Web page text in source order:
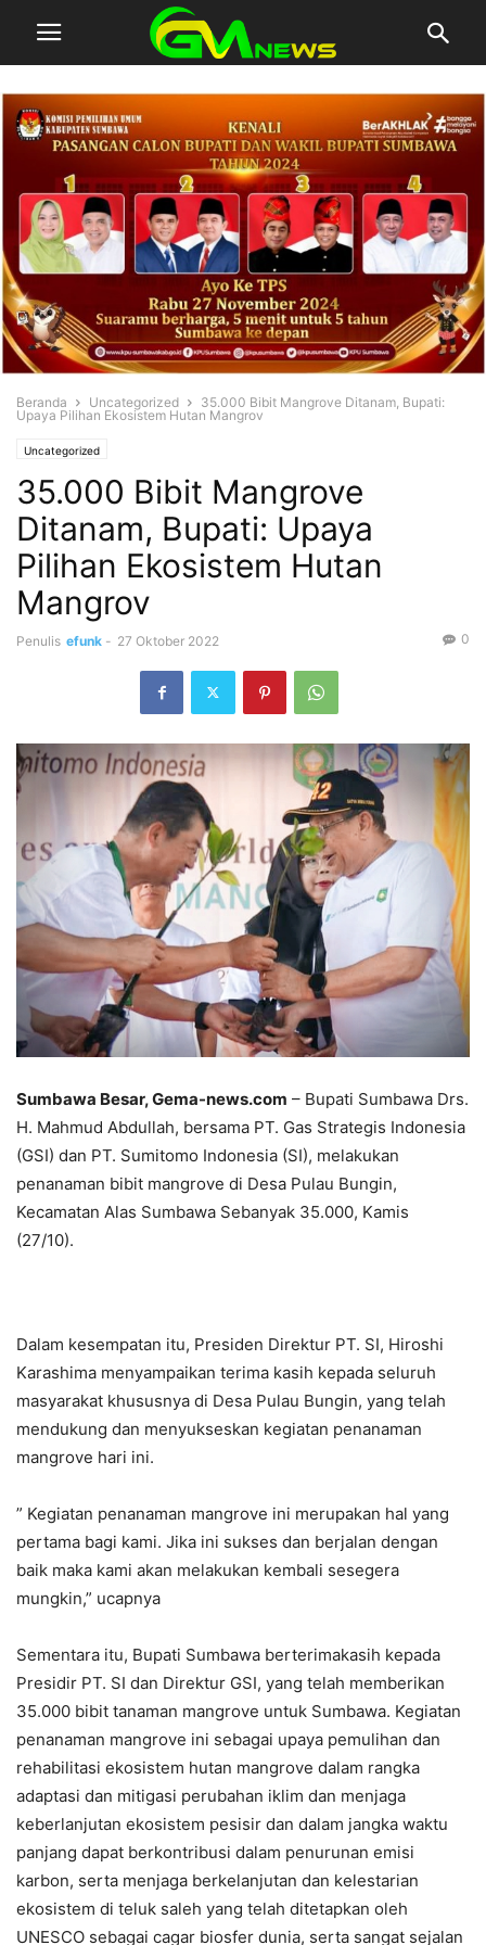
Beranda Uncategorized
35.000 Bibit Mangrove Ditanam, Bupati:
Upaya Pilihan Ekosistem Hutan Mangrov
Uncategorized
35.000 Bibit Mangrove
Ditanam, Bupati: Upaya
Pilihan Ekosistem Hutan
Mangrov
Penulis efunk - 27 Oktober 2022 0
Sumbawa Besar, Gema-news.com – Bupati Sumbawa Drs.
H. Mahmud Abdullah, bersama PT. Gas Strategis Indonesia
(GSI) dan PT. Sumitomo Indonesia (SI), melakukan
penanaman bibit mangrove di Desa Pulau Bungin,
Kecamatan Alas Sumbawa Sebanyak 35.000, Kamis
(27/10).
Dalam kesempatan itu, Presiden Direktur PT. SI, Hiroshi
Karashima menyampaikan terima kasih kepada seluruh
masyarakat khususnya di Desa Pulau Bungin, yang telah
mendukung dan menyukseskan kegiatan penanaman
mangrove hari ini.
” Kegiatan penanaman mangrove ini merupakan hal yang
pertama bagi kami. Jika ini sukses dan berjalan dengan
baik maka kami akan melakukan kembali sesegera
mungkin,” ucapnya
Sementara itu, Bupati Sumbawa berterimakasih kepada
Presidir PT. SI dan Direktur GSI, yang telah memberikan
35.000 bibit tanaman mangrove untuk Sumbawa. Kegiatan
penanaman mangrove ini sebagai upaya pemulihan dan
rehabilitasi ekosistem hutan mangrove dalam rangka
adaptasi dan mitigasi perubahan iklim dan menjaga
keberlanjutan ekosistem pesisir dan dalam jangka waktu
panjang dapat berkontribusi dalam penurunan emisi
karbon, serta menjaga berkelanjutan dan kelestarian
ekosistem di teluk saleh yang telah ditetapkan oleh
UNESCO sebagai cagar biosfer dunia, serta sangat sejalan